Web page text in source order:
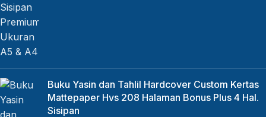
Buku Yasin dan Tahlil Hardcover Custom Kertas
Mattepaper Hvs 208 Halaman Bonus Plus 4 Hal.
Sisipan